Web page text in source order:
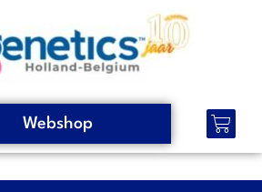
Webshop